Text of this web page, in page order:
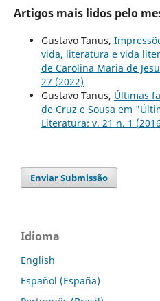
Artigos mais lidos pelo
Gustavo Tanus,
vida, literatura e vida
de Carolina Maria de
27 (2022)
Gustavo Tanus, Últimas
de Cruz e Sousa em
Literatura: v. 21 n. 1
Enviar Submissão
Idioma
English
Español (España)